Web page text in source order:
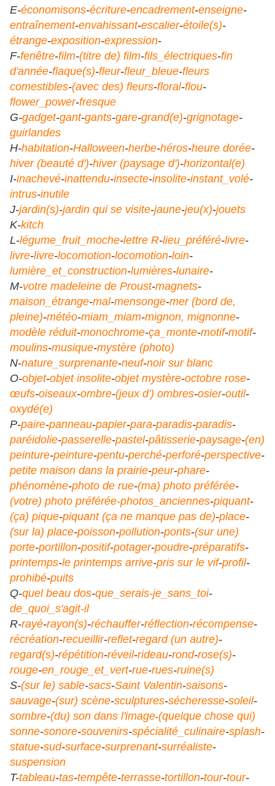
E-économisons-écriture-encadrement-enseigne-
entraînement-envahissant-escalier-étoile(s)-
étrange-exposition-expression-
F-fenêtre-film-(titre de) film-fils_électriques-fin
d'année-flaque(s)-fleur-fleur_bleue-fleurs
comestibles-(avec des) fleurs-floral-flou-
flower_power-fresque
G-gadget-gant-gants-gare-grand(e)-grignotage-
guirlandes
H-habitation-Halloween-herbe-héros-heure dorée-
hiver (beauté d')-hiver (paysage d')-horizontal(e)
I-inachevé-inattendu-insecte-insolite-instant_volé-
intrus-inutile
J-jardin(s)-jardin qui se visite-jaune-jeu(x)-jouets
K-kitch
L-légume_fruit_moche-lettre R-lieu_préféré-livre-
livre-livre-locomotion-locomotion-loin-
lumière_et_construction-lumières-lunaire-
M-votre madeleine de Proust-magnets-
maison_étrange-mal-mensonge-mer (bord de,
pleine)-météo-miam_miam-mignon, mignonne-
modèle réduit-monochrome-ça_monte-motif-motif-
moulins-musique-mystère (photo)
N-nature_surprenante-neuf-noir sur blanc
O-objet-objet insolite-objet mystère-octobre rose-
œufs-oiseaux-ombre-(jeux d') ombres-osier-outil-
oxydé(e)
P-paire-panneau-papier-para-paradis-paradis-
paréidolie-passerelle-pastel-pâtisserie-paysage-(en)
peinture-peinture-pentu-perché-perforé-perspective-
petite maison dans la prairie-peur-phare-
phénomène-photo de rue-(ma) photo préférée-
(votre) photo préférée-photos_anciennes-piquant-
(ça) pique-piquant (ça ne manque pas de)-place-
(sur la) place-poisson-pollution-ponts-(sur une)
porte-portillon-positif-potager-poudre-préparatifs-
printemps-le printemps arrive-pris sur le vif-profil-
prohibé-puits
Q-quel beau dos-que_serais-je_sans_toi-
de_quoi_s'agit-il
R-rayé-rayon(s)-réchauffer-réflection-récompense-
récréation-recueillir-reflet-regard (un autre)-
regard(s)-répétition-réveil-rideau-rond-rose(s)-
rouge-en_rouge_et_vert-rue-rues-ruine(s)
S-(sur le) sable-sacs-Saint Valentin-saisons-
sauvage-(sur) scène-sculptures-sécheresse-soleil-
sombre-(du) son dans l'image-(quelque chose qui)
sonne-sonore-souvenirs-spécialité_culinaire-splash-
statue-sud-surface-surprenant-surréaliste-
suspension
T-tableau-tas-tempête-terrasse-tortillon-tour-tour-